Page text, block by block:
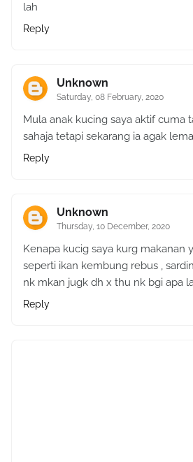
lah
Reply
Unknown
Saturday, 08 February, 2020
Mula anak kucing saya aktif cuma
sahaja tetapi sekarang ia agak
Reply
Unknown
Thursday, 10 December, 2020
Kenapa kucig saya kurg makanan
seperti ikan kembung rebus ,
nk mkan jugk dh x thu nk bgi apa
Reply